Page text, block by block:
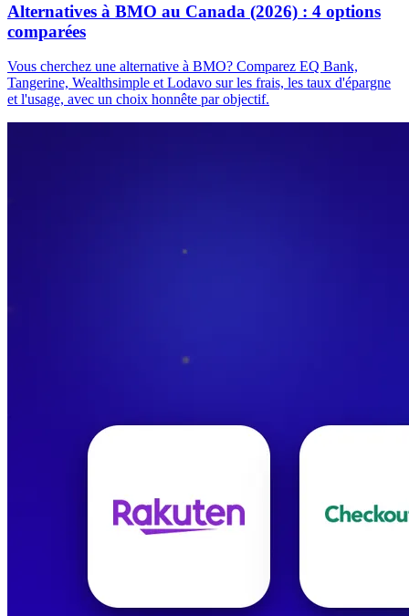
Alternatives à BMO au Canada (2026) : 4 options
comparées
Vous cherchez une alternative à BMO? Comparez EQ Bank,
Tangerine, Wealthsimple et Lodavo sur les frais, les taux d'épargne
et l'usage, avec un choix honnête par objectif.